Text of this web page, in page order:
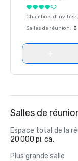
Chambres d'invités:
Salles de réunion: 8
Salles de
Espace total de la
20 000 pi. ca.
Plus grande salle